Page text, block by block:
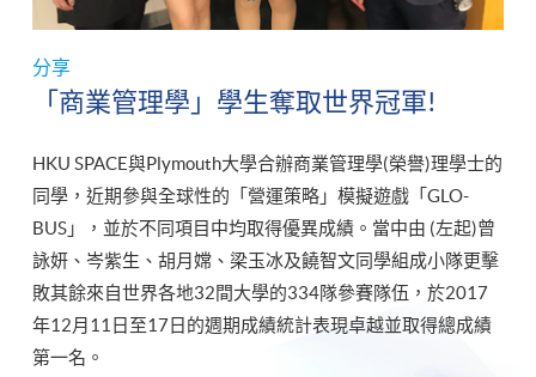
分享
「商業管理學」學生奪取世界冠軍!
HKU SPACE與Plymouth大學合辦商業管理學(榮譽)理學士的
同學，近期參與全球性的「營運策略」模擬遊戲「GLO-
BUS」，並於不同項目中均取得優異成績。當中由 (左起)曾
詠妍、岑紫生、胡月嫦、梁玉冰及饒智文同學組成小隊更擊
敗其餘來自世界各地32間大學的334隊參賽隊伍，於2017
年12月11日至17日的週期成績統計表現卓越並取得總成績
第一名。